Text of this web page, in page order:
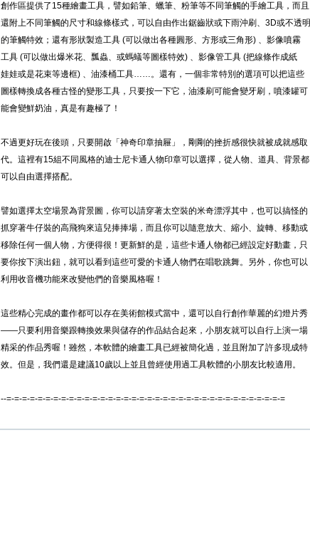
創作區提供了15種繪畫工具，譬如鉛筆、蠟筆、粉筆等不同筆觸的手繪工具，而且
還附上不同筆觸的尺寸和線條樣式，可以自由作出鋸齒狀或下雨沖刷、3D或不透明
的筆觸特效；還有形狀製造工具 (可以做出各種圓形、方形或三角形) 、影像噴霧
工具 (可以做出爆米花、瓢蟲、或螞蟻等圖樣特效) 、影像管工具 (把線條作成紙
娃娃或是花束等邊框) 、油漆桶工具……。還有，一個非常特別的選項可以把這些
圖樣轉換成各種古怪的變形工具，只要按一下它，油漆刷可能會變牙刷，噴漆罐可
能會變鮮奶油，真是有趣極了！
不過更好玩在後頭，只要開啟「神奇印章抽屜」，剛剛的挫折感很快就被成就感取
代。這裡有15組不同風格的迪士尼卡通人物印章可以選擇，從人物、道具、背景都
可以自由選擇搭配。
譬如選擇太空場景為背景圖，你可以請穿著太空裝的米奇漂浮其中，也可以搞怪的
抓穿著牛仔裝的高飛狗來這兒捧捧場，而且你可以隨意放大、縮小、旋轉、移動或
移除任何一個人物，方便得很！更新鮮的是，這些卡通人物都已經設定好動畫，只
要你按下演出鈕，就可以看到這些可愛的卡通人物們在唱歌跳舞。另外，你也可以
利用收音機功能來改變他們的音樂風格喔！
這些精心完成的畫作都可以存在美術館模式當中，還可以自行創作華麗的幻燈片秀
——只要利用音樂跟轉換效果與儲存的作品結合起來，小朋友就可以自行上演一場
精采的作品秀喔！雖然，本軟體的繪畫工具已經被簡化過，並且附加了許多現成特
效。但是，我們還是建議10歲以上並且曾經使用過工具軟體的小朋友比較適用。
--=-=-=-=-=-=-=-=-=-=-=-=-=-=-=-=-=-=-=-=-=-=-=-=-=-=-=-=-=-=-=-=-=-=-=-=